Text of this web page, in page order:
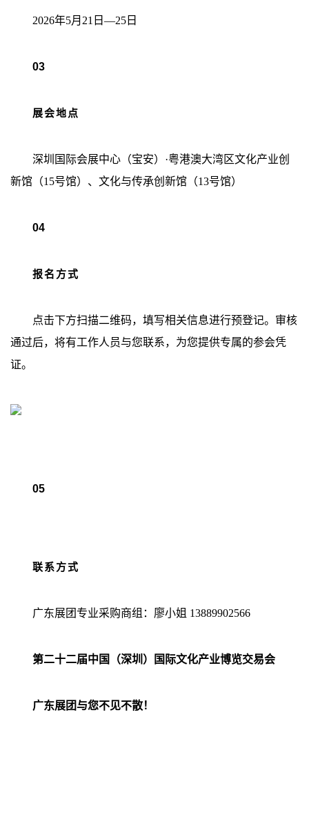
2026年5月21日—25日
03
展会地点
深圳国际会展中心（宝安）·粤港澳大湾区文化产业创
新馆（15号馆）、文化与传承创新馆（13号馆）
04
报名方式
点击下方扫描二维码，填写相关信息进行预登记。审核
通过后，将有工作人员与您联系，为您提供专属的参会凭
证。
05
联系方式
广东展团专业采购商组：廖小姐 13889902566
第二十二届中国（深圳）国际文化产业博览交易会
广东展团与您不见不散！